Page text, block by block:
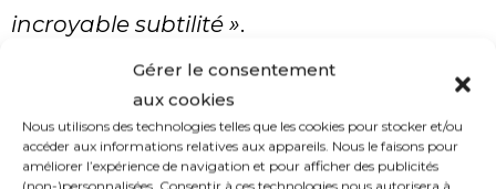
Gérer le consentement
aux cookies
Nous utilisons des technologies telles que les cookies pour stocker et/ou
accéder aux informations relatives aux appareils. Nous le faisons pour
améliorer l’expérience de navigation et pour afficher des publicités
(non-)personnalisées. Consentir à ces technologies nous autorisera à
incroyable subtilité ».
Mort de Cheb Hasni
Boualem a de très bons souvenirs, mais il
garde aussi en mémoire de douloureux